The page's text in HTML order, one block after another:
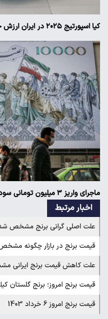
کیا اسپورتیج ۲۰۲۵ در ایران ارزش خرید دارد؟
ماجرای واریز ۳ میلیون تومانی سود سهام عدالت چیست؟
اخبار مرتبط
علت اصلی گرانی برنج مشخص شد/
قیمت برنج در بازار چگونه
علت کاهش قیمت برنج ایرانی
قیمت برنج امروز؛ برنج گلستان کیلویی 130
قیمت برنج امروز 6 خرداد 1403